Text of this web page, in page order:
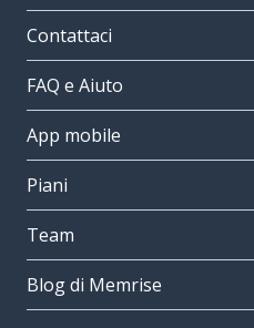
Contattaci
FAQ e Aiuto
App mobile
Piani
Team
Blog di Memrise